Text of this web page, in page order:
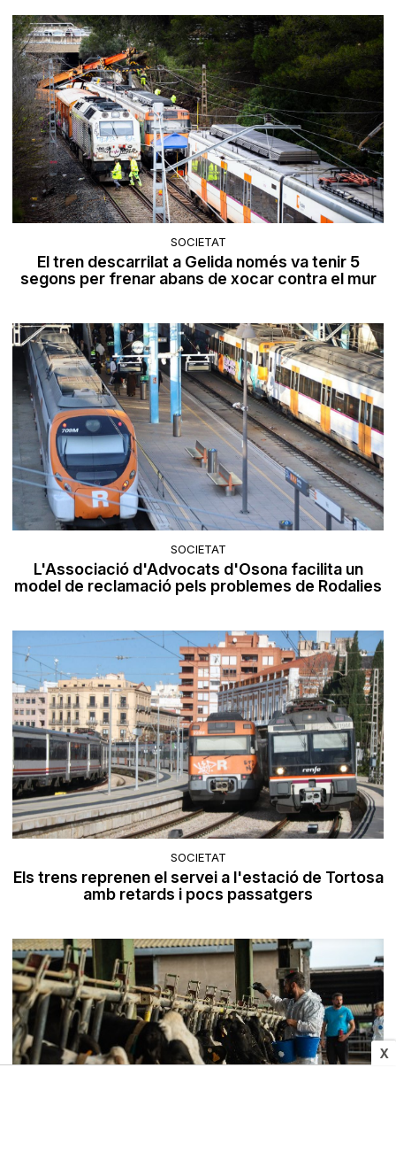
X
SOCIETAT
El tren descarrilat a Gelida només va tenir 5
segons per frenar abans de xocar contra el mur
SOCIETAT
L'Associació d'Advocats d'Osona facilita un
model de reclamació pels problemes de Rodalies
SOCIETAT
Els trens reprenen el servei a l'estació de Tortosa
amb retards i pocs passatgers